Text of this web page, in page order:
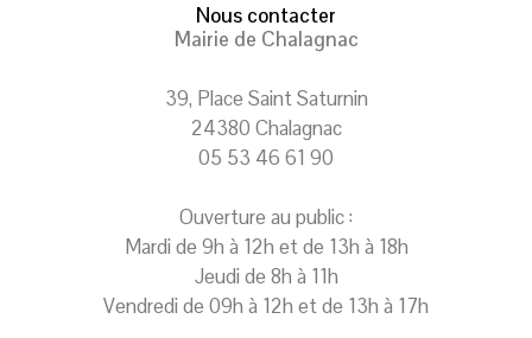
Nous contacter
Mairie de Chalagnac
39, Place Saint Saturnin
24380 Chalagnac
05 53 46 61 90
Ouverture au public :
Mardi de 9h à 12h et de 13h à 18h
Jeudi de 8h à 11h
Vendredi de 09h à 12h et de 13h à 17h